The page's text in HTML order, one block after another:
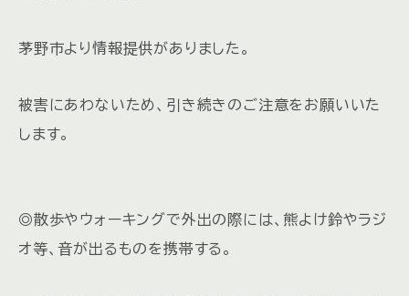
茅野市より情報提供がありました。
被害にあわないため、引き続きのご注意をお願いいた
します。
◎散歩やウォーキングで外出の際には、熊よけ鈴やラジ
オ等、音が出るものを携帯する。